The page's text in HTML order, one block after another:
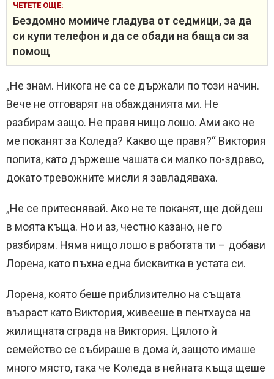
ЧЕТЕТЕ ОЩЕ:
Бездомно момиче гладува от седмици, за да
си купи телефон и да се обади на баща си за
помощ
„Не знам. Никога не са се държали по този начин.
Вече не отговарят на обажданията ми. Не
разбирам защо. Не правя нищо лошо. Ами ако не
ме поканят за Коледа? Какво ще правя?“ Виктория
попита, като държеше чашата си малко по-здраво,
докато тревожните мисли я завладяваха.
„Не се притеснявай. Ако не те поканят, ще дойдеш
в моята къща. Но и аз, честно казано, не го
разбирам. Няма нищо лошо в работата ти – добави
Лорена, като пъхна една бисквитка в устата си.
Лорена, която беше приблизително на същата
възраст като Виктория, живееше в пентхауса на
жилищната сграда на Виктория. Цялото ѝ
семейство се събираше в дома ѝ, защото имаше
много място, така че Коледа в нейната къща щеше